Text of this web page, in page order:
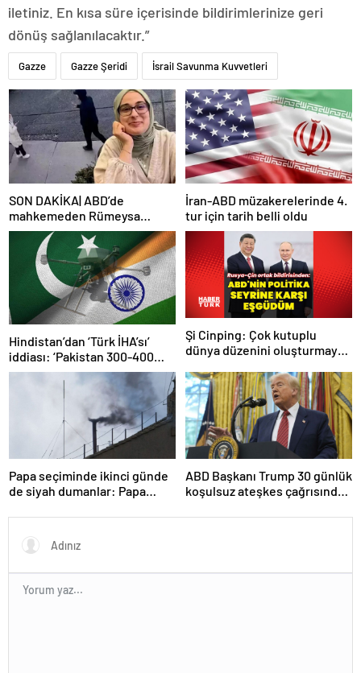
iletiniz. En kısa süre içerisinde bildirimlerinize geri
dönüş sağlanılacaktır.”
Gazze Gazze Şeridi İsrail Savunma Kuvvetleri
SON DAKİKA| ABD’de
mahkemeden Rümeysa
Öztürk kararı: Serbest
bırakıldı!
İran-ABD müzakerelerinde 4.
tur için tarih belli oldu
Hindistan’dan ‘Türk İHA’sı’
iddiası: ‘Pakistan 300-400
tanesi ile 36 noktaya sızdı’
Şi Cinping: Çok kutuplu
dünya düzenini oluşturmaya
Papa seçiminde ikinci günde
de siyah dumanlar: Papa
ABD Başkanı Trump 30 günlük
koşulsuz ateşkes çağrısında